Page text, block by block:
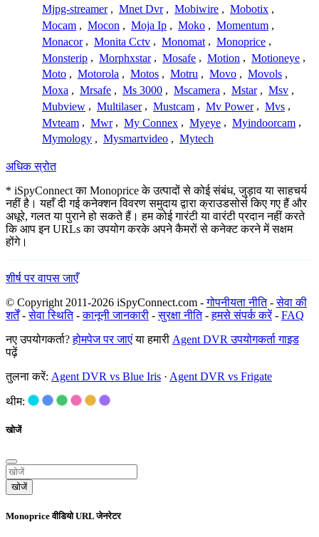
Mjpg-streamer , Mnet Dvr , Mobiwire , Mobotix ,
Mocam , Mocon , Moja Ip , Moko , Momentum ,
Monacor , Monita Cctv , Monomat , Monoprice ,
Monsterip , Morphxstar , Mosafe , Motion , Motioneye ,
Moto , Motorola , Motos , Motru , Movo , Movols ,
Moxa , Mrsafe , Ms 3000 , Mscamera , Mstar , Msv ,
Mubview , Multilaser , Mustcam , Mv Power , Mvs ,
Mvteam , Mwr , My Connex , Myeye , Myindoorcam ,
Mymology , Mysmartvideo , Mytech
अधिक स्रोत
* iSpyConnect का Monoprice के उत्पादों से कोई संबंध, जुड़ाव या साहचर्य
नहीं है। यहाँ दी गई कनेक्शन विवरण समुदाय द्वारा क्राउडसोर्स किए गए हैं और
अधूरे, गलत या पुराने हो सकते हैं। हम कोई गारंटी या वारंटी प्रदान नहीं करते
कि आप इन URLs का उपयोग करके अपने कैमरों से कनेक्ट करने में सक्षम
होंगे।
शीर्ष पर वापस जाएँ
© Copyright 2011-2026 iSpyConnect.com -गोपनीयता नीति-सेवा की
शर्तें-सेवा स्थिति-कानूनी जानकारी -सुरक्षा नीति-हमसे संपर्क करें- FAQ
नए उपयोगकर्ता?होमपेज पर जाएंया हमारी Agent DVR उपयोगकर्ता गाइड
पढ़ें
तुलना करें: Agent DVR vs Blue Iris · Agent DVR vs Frigate
थीम:
खोजें
खोजें
Monoprice वीडियो URL जेनरेटर